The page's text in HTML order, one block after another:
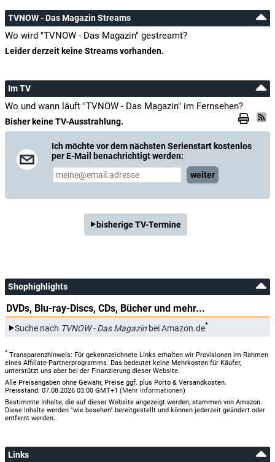
TVNOW - Das Magazin Streams
Wo wird "TVNOW - Das Magazin" gestreamt?
Leider derzeit keine Streams vorhanden.
Im TV
Wo und wann läuft "TVNOW - Das Magazin" im Fernsehen?
Bisher keine TV-Ausstrahlung.
Ich möchte vor dem nächsten Serienstart kostenlos
per E-Mail benachrichtigt werden:
weiter
bisherige TV-Termine
Shophighlights
DVDs, Blu-ray-Discs, CDs, Bücher und mehr...
Suche nach TVNOW - Das Magazin bei Amazon.de*
* Transparenzhinweis: Für gekennzeichnete Links erhalten wir Provisionen im Rahmen
eines Affiliate-Partnerprogramms. Das bedeutet keine Mehrkosten für Käufer,
unterstützt uns aber bei der Finanzierung dieser Website.
Alle Preisangaben ohne Gewähr, Preise ggf. plus Porto & Versandkosten.
Preisstand: 07.08.2026 03:00 GMT+1 (Mehr Informationen)
Bestimmte Inhalte, die auf dieser Website angezeigt werden, stammen von Amazon.
Diese Inhalte werden "wie besehen" bereitgestellt und können jederzeit geändert oder
entfernt werden.
Links